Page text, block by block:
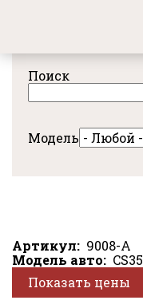
содержанию
Поиск
Модель
Артикул
9008-A
Модель авто
CS35
Показать цены